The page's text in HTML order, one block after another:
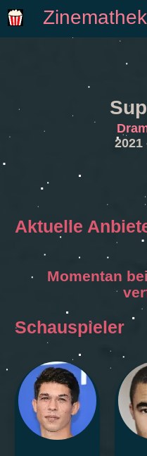
Zinemathek
2021
Aktuelle
Momentan
Schauspieler